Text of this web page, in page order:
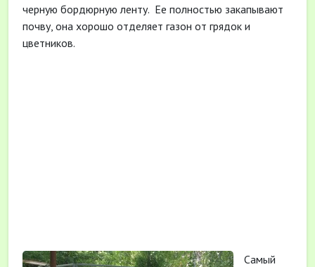
черную бордюрную ленту. Ее полностью закапывают
почву, она хорошо отделяет газон от грядок и
цветников.
Самый